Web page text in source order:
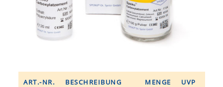
ART.-NR. BESCHREIBUNG MENGE UVP